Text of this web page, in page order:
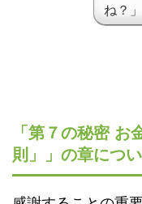
ね？
「第７の秘密 お
則」」の章につ